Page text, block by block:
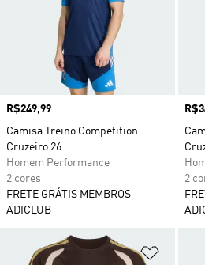
Preço
R$249,99
Camisa Treino Competition
Cruzeiro 26
Homem Performance
2 cores
FRETE GRÁTIS MEMBROS
ADICLUB
2